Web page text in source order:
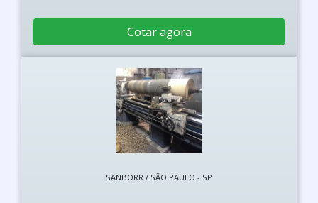
Cotar agora
SANBORR / SÃO PAULO - SP